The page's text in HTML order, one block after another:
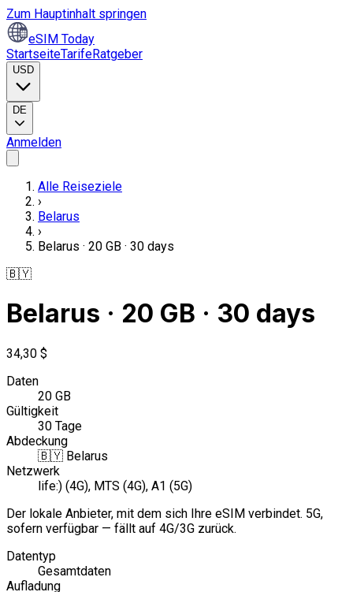
Zum Hauptinhalt springen
eSIM Today
StartseiteTarifeRatgeber
USD
DE
Anmelden
Alle Reiseziele
›
Belarus
›
Belarus · 20 GB · 30 days
🇧🇾
Belarus · 20 GB · 30 days
34,30 $
Daten
20 GB
Gültigkeit
30 Tage
Abdeckung
🇧🇾 Belarus
Netzwerk
life:) (4G), MTS (4G), A1 (5G)
Der lokale Anbieter, mit dem sich Ihre eSIM verbindet. 5G,
sofern verfügbar — fällt auf 4G/3G zurück.
Datentyp
Gesamtdaten
Aufladung